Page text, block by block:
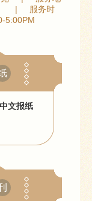
|
服务时
5:00PM
文报纸